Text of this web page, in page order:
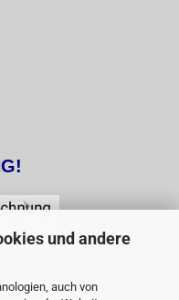
und andere
auch von